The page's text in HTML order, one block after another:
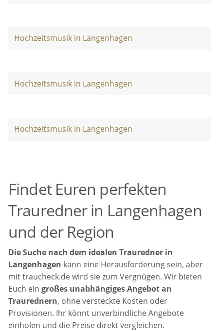
Hochzeitsmusik in Langenhagen
Hochzeitsmusik in Langenhagen
Hochzeitsmusik in Langenhagen
Findet Euren perfekten
Trauredner in Langenhagen
und der Region
Die Suche nach dem idealen Trauredner in
Langenhagen kann eine Herausforderung sein, aber
mit traucheck.de wird sie zum Vergnügen. Wir bieten
Euch eingroßes unabhängiges Angebot an
Traurednern, ohne versteckte Kosten oder
Provisionen. Ihr könnt unverbindliche Angebote
einholen und die Preise direkt vergleichen.